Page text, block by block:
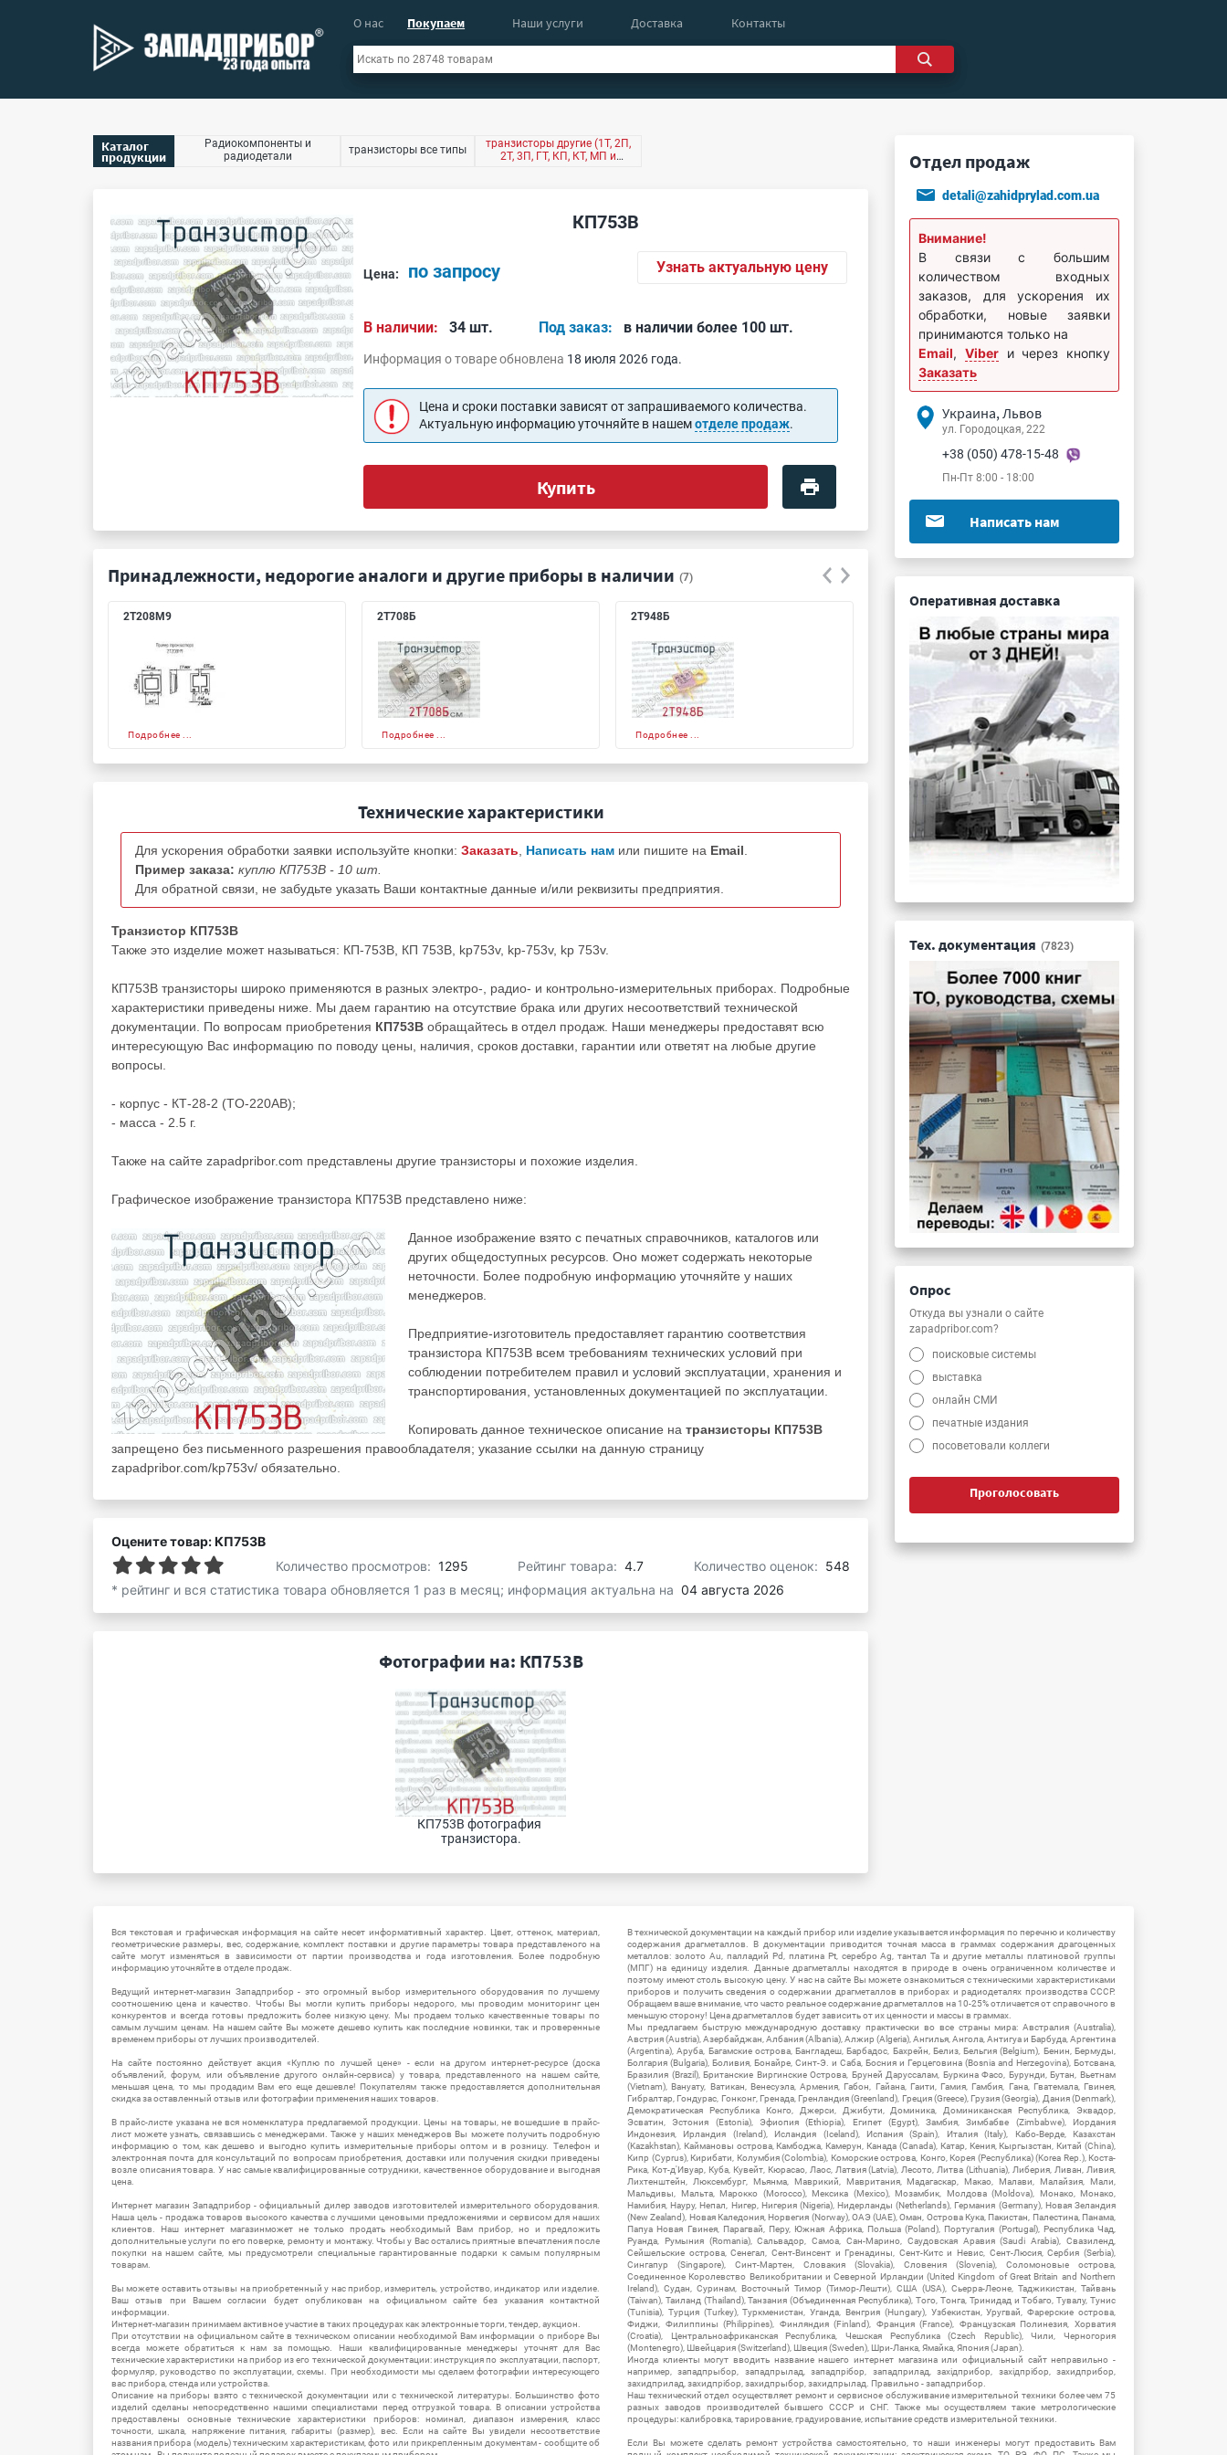
О нас Покупаем Наши услуги Доставка Контакты
Каталог
продукции
Радиокомпоненты и
радиодетали
транзисторы все типы
транзисторы другие (1Т, 2П,
2Т, 3П, ГТ, КП, КТ, МП и
КП753В
Цена: по запросу Узнать актуальную цену
В наличии: 34 шт. Под заказ: в наличии более 100 шт.
Информация о товаре обновлена 18 июля 2026 года.
Цена и сроки поставки зависят от запрашиваемого количества.
Актуальную информацию уточняйте в нашемотделе продаж.
Купить
Принадлежности, недорогие аналоги и другие приборы в наличии (7)
2Т208М9
Подробнее ...
2Т708Б
Подробнее ...
2Т948Б
Подробнее ... Подробнее ...
Технические характеристики
Для ускорения обработки заявки используйте кнопки: Заказать Написать нам или пишите на Email
Пример заказа: куплю КП753В - 10 шт.
Для обратной связи, не забудьте указать Ваши контактные данные и/или реквизиты предприятия.
Транзистор КП753В
Также это изделие может называться: КП-753В, КП 753В, kp753v, kp-753v, kp 753v.
КП753В транзисторы широко применяются в разных электро-, радио- и контрольно-измерительных приборах. Подробные
характеристики приведены ниже. Мы даем гарантию на отсутствие брака или других несоответствий технической
документации. По вопросам приобретения КП753В обращайтесь в отдел продаж. Наши менеджеры предоставят всю
интересующую Вас информацию по поводу цены, наличия, сроков доставки, гарантии или ответят на любые другие
вопросы.
- корпус - КТ-28-2 (TO-220AB);
- масса - 2.5 г.
Также на сайте zapadpribor.com представлены другие транзисторы и похожие изделия.
Графическое изображение транзистора КП753В представлено ниже:
Данное изображение взято с печатных справочников, каталогов или
других общедоступных ресурсов. Оно может содержать некоторые
неточности. Более подробную информацию уточняйте у наших
менеджеров.
Предприятие-изготовитель предоставляет гарантию соответствия
транзистора КП753В всем требованиям технических условий при
соблюдении потребителем правил и условий эксплуатации, хранения и
транспортирования, установленных документацией по эксплуатации.
Копировать данное техническое описание на транзисторы КП753В
запрещено без письменного разрешения правообладателя; указание ссылки на данную страницу
zapadpribor.com/kp753v/ обязательно.
Оцените товар: КП753В
Количество просмотров: 1295 Рейтинг товара: 4.7 Количество оценок: 548
* рейтинг и вся статистика товара обновляется 1 раз в месяц; информация актуальна на 04 августа 2026
Фотографии на: КП753В
КП753В фотография
транзистора.
Отдел продаж
detali@zahidprylad.com.ua
Внимание!
В связи с большим
количеством входных
заказов, для ускорения их
обработки, новые заявки
принимаются только на
Email, Viberи через кнопку
Заказать
Украина, Львов
ул. Городоцкая, 222
+38 (050) 478-15-48
Пн-Пт 8:00 - 18:00
Написать нам
Оперативная доставка
Тех. документация (7823)
Опрос
Откуда вы узнали о сайте
zapadpribor.com?
поисковые системы
выставка
онлайн СМИ
печатные издания
посоветовали коллеги
Проголосовать
Вся текстовая и графическая информация на сайте несет информативный характер. Цвет, оттенок, материал,
геометрические размеры, вес, содержание, комплект поставки и другие параметры товара представленого на
сайте могут изменяться в зависимости от партии производства и года изготовления. Более подробную
информацию уточняйте в отделе продаж.
Ведущий интернет-магазин Западприбор - это огромный выбор измерительного оборудования по лучшему
соотношению цена и качество. Чтобы Вы могли купить приборы недорого, мы проводим мониторинг цен
конкурентов и всегда готовы предложить более низкую цену. Мы продаем только качественные товары по
самым лучшим ценам. На нашем сайте Вы можете дешево купить как последние новинки, так и проверенные
временем приборы от лучших производителей.
На сайте постоянно действует акция «Куплю по лучшей цене» - если на другом интернет-ресурсе (доска
объявлений, форум, или объявление другого онлайн-сервиса) у товара, представленного на нашем сайте,
меньшая цена, то мы продадим Вам его еще дешевле! Покупателям также предоставляется дополнительная
скидка за оставленный отзыв или фотографии применения наших товаров.
В прайс-листе указана не вся номенклатура предлагаемой продукции. Цены на товары, не вошедшие в прайс-
лист можете узнать, связавшись с менеджерами. Также у наших менеджеров Вы можете получить подробную
информацию о том, как дешево и выгодно купить измерительные приборы оптом и в розницу. Телефон и
электронная почта для консультаций по вопросам приобретения, доставки или получения скидки приведены
возле описания товара. У нас самые квалифицированные сотрудники, качественное оборудование и выгодная
цена.
Интернет магазин Западприбор - официальный дилер заводов изготовителей измерительного оборудования.
Наша цель - продажа товаров высокого качества с лучшими ценовыми предложениями и сервисом для наших
клиентов. Наш интернет магазинможет не только продать необходимый Вам прибор, но и предложить
дополнительные услуги по его поверке, ремонту и монтажу. Чтобы у Вас остались приятные впечатления после
покупки на нашем сайте, мы предусмотрели специальные гарантированные подарки к самым популярным
товарам.
Вы можете оставить отзывы на приобретенный у нас прибор, измеритель, устройство, индикатор или изделие.
Ваш отзыв при Вашем согласии будет опубликован на официальном сайте без указания контактной
информации.
Интернет-магазин принимаем активное участие в таких процедурах как электронные торги, тендер, аукцион.
При отсутствии на официальном сайте в техническом описании необходимой Вам информации о приборе Вы
всегда можете обратиться к нам за помощью. Наши квалифицированные менеджеры уточнят для Вас
технические характеристики на прибор из его технической документации: инструкция по эксплуатации, паспорт,
формуляр, руководство по эксплуатации, схемы. При необходимости мы сделаем фотографии интересующего
вас прибора, стенда или устройства.
Описание на приборы взято с технической документации или с технической литературы. Большинство фото
изделий сделаны непосредственно нашими специалистами перед отгрузкой товара. В описании устройства
предоставлены основные технические характеристики приборов: номинал, диапазон измерения, класс
точности, шкала, напряжение питания, габариты (размер), вес. Если на сайте Вы увидели несоответствие
названия прибора (модель) техническим характеристикам, фото или прикрепленным документам - сообщите об
В технической документации на каждый прибор или изделие указывается информация по перечню и количеству
содержания драгметаллов. В документации приводится точная масса в граммах содержания драгоценных
металлов: золото Au, палладий Pd, платина Pt, серебро Ag, тантал Ta и другие металлы платиновой группы
(МПГ) на единицу изделия. Данные драгметаллы находятся в природе в очень ограниченном количестве и
поэтому имеют столь высокую цену. У нас на сайте Вы можете ознакомиться с техническими характеристиками
приборов и получить сведения о содержании драгметаллов в приборах и радиодеталях производства СССР.
Обращаем ваше внимание, что часто реальное содержание драгметаллов на 10-25% отличается от справочного в
меньшую сторону! Цена драгметаллов будет зависить от их ценности и массы в граммах.
Мы предлагаем быструю международную доставку практически во все страны мира: Австралия (Australia),
Австрия (Austria), Азербайджан, Албания (Albania), Алжир (Algeria), Ангилья, Ангола, Антигуа и Барбуда, Аргентина
(Argentina), Аруба, Багамские острова, Бангладеш, Барбадос, Бахрейн, Белиз, Бельгия (Belgium), Бенин, Бермуды,
Болгария (Bulgaria), Боливия, Бонайре, Синт-Э. и Саба, Босния и Герцеговина (Bosnia and Herzegovina), Ботсвана,
Бразилия (Brazil), Британские Виргинские Острова, Бруней Даруссалам, Буркина Фасо, Бурунди, Бутан, Вьетнам
(Vietnam), Вануату, Ватикан, Венесуэла, Армения, Габон, Гайана, Гаити, Гамия, Гамбия, Гана, Гватемала, Гвинея,
Гибралтар, Гондурас, Гонконг, Гренада, Гренландия (Greenland), Греция (Greece), Грузия (Georgia), Дания (Denmark),
Демократическая Республика Конго, Джерси, Джибути, Доминика, Доминиканская Республика, Эквадор,
Эсватин, Эстония (Estonia), Эфиопия (Ethiopia), Египет (Egypt), Замбия, Зимбабве (Zimbabwe), Иордания
Индонезия, Ирландия (Ireland), Исландия (Iceland), Испания (Spain), Италия (Italy), Кабо-Верде, Казахстан
(Kazakhstan), Каймановы острова, Камбоджа, Камерун, Канада (Canada), Катар, Кения, Кыргызстан, Китай (China),
Кипр (Cyprus), Кирибати, Колумбия (Colombia), Коморские острова, Конго, Корея (Республика) (Korea Rep.), Коста-
Рика, Кот-д'Ивуар, Куба, Кувейт, Кюрасао, Лаос, Латвия (Latvia), Лесото, Литва (Lithuania), Либерия, Ливан, Ливия,
Лихтенштейн, Люксембург, Мьянма, Маврикий, Мавритания, Мадагаскар, Макао, Малави, Малайзия, Мали,
Мальдивы, Мальта, Марокко (Morocco), Мексика (Mexico), Мозамбик, Молдова (Moldova), Монако, Монако,
Намибия, Науру, Непал, Нигер, Нигерия (Nigeria), Нидерланды (Netherlands), Германия (Germany), Новая Зеландия
(New Zealand), Новая Каледония, Норвегия (Norway), ОАЭ (UAE), Оман, Острова Кука, Пакистан, Палестина, Панама,
Папуа Новая Гвинея, Парагвай, Перу, Южная Африка, Польша (Poland), Португалия (Portugal), Республика Чад,
Руанда, Румыния (Romania), Сальвадор, Самоа, Сан-Марино, Саудовская Аравия (Saudi Arabia), Свазиленд,
Сейшельские острова, Сенегал, Сент-Винсент и Гренадины, Сент-Китс и Невис, Сент-Люсия, Сербия (Serbia),
Сингапур (Singapore), Синт-Мартен, Словакия (Slovakia), Словения (Slovenia), Соломоновые острова,
Соединенное Королевство Великобритании и Северной Ирландии (United Kingdom of Great Britain and Northern
Ireland), Судан, Суринам, Восточный Тимор (Тимор-Лешти), США (USA), Сьерра-Леоне, Таджикистан, Тайвань
(Taiwan), Таиланд (Thailand), Танзания (Объединенная Республика), Того, Тонга, Тринидад и Тобаго, Тувалу, Тунис
(Tunisia), Турция (Turkey), Туркменистан, Уганда, Венгрия (Hungary), Узбекистан, Уругвай, Фарерские острова,
Фиджи, Филиппины (Philippines), Финляндия (Finland), Франция (France), Французская Полинезия, Хорватия
(Croatia), Центральноафриканская Республика, Чешская Республика (Czech Republic), Чили, Черногория
(Montenegro), Швейцария (Switzerland), Швеция (Sweden), Шри-Ланка, Ямайка, Япония (Japan).
Иногда клиенты могут вводить название нашего интернет магазина или официальный сайт неправильно -
например, западпрыбор, западпрылад, западпрібор, западприлад, західприбор, західпрібор, захидприбор,
захидприлад, захидпрібор, захидпрыбор, захидпрылад. Правильно - западприбор.
Наш технический отдел осуществляет ремонт и сервисное обслуживание измерительной техники более чем 75
разных заводов производителей бывшего СССР и СНГ. Также мы осуществляем такие метрологические
процедуры: калибровка, тарирование, градуирование, испытание средств измерительной техники.
Если Вы можете сделать ремонт устройства самостоятельно, то наши инженеры могут предоставить Вам